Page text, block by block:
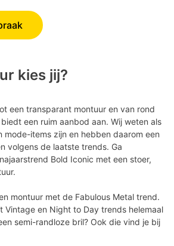
kies jij?
een transparant montuur en van rond
een ruim aanbod aan. Wij weten als
mode-items zijn en hebben daarom een
volgens de laatste trends. Ga
Bold Iconic met een stoer,
montuur met de Fabulous Metal trend.
Vintage en Night to Day trends helemaal
semi-randloze bril? Ook die vind je bij